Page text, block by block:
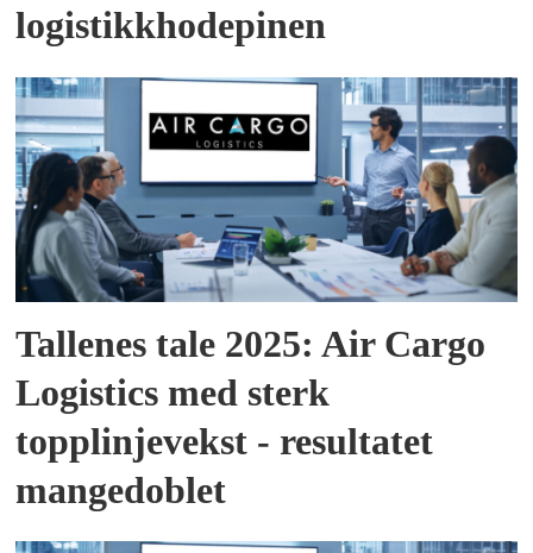
logistikkhodepinen
Tallenes tale 2025: Air Cargo
Logistics med sterk
topplinjevekst - resultatet
mangedoblet